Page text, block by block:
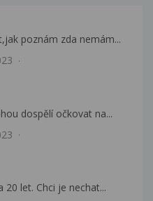
poznám zda nemám...
dospělí očkovat na...
let. Chci je nechat...